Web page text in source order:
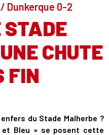
Dunkerque 0-2
STADE
CHUTE
FIN
du Stade Malherbe ?
et Bleu » se posent cette